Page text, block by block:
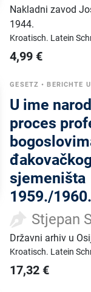
Nakladni zavod
1944.
Kroatisch. Latein
4,99 €
GESETZ •BERICHTE
U ime
proces
đakovačkog
sjemeništa
1959./1960.
Stjepan
Državni arhiv u
Kroatisch. Latein
17,32 €